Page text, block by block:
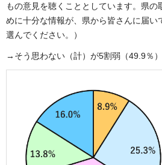
もの意見を聴くこととしています。県の
めに十分な情報が、県から皆さんに届い
選んでください。）
→そう思わない（計）が5割弱（49.9％）